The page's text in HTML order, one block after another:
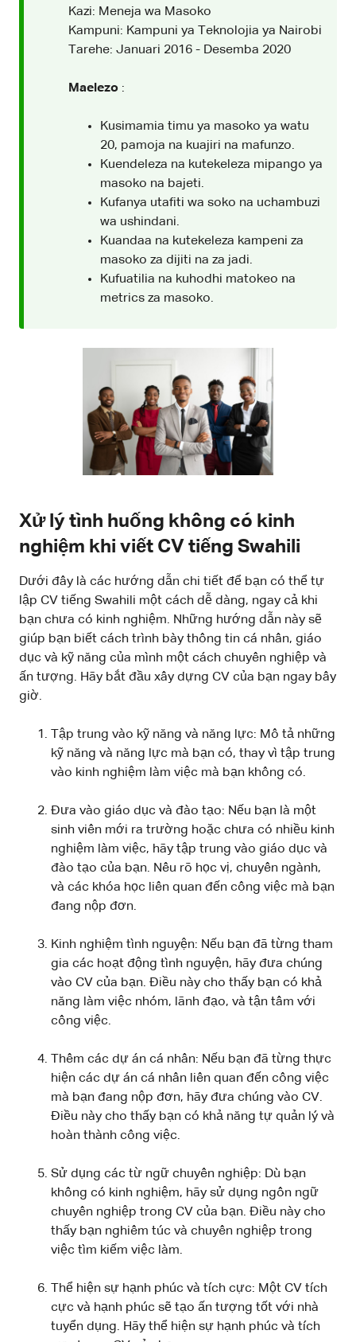
Kazi: Meneja wa Masoko
Kampuni: Kampuni ya Teknolojia ya Nairobi
Tarehe: Januari 2016 - Desemba 2020
Maelezo :
Kusimamia timu ya masoko ya watu
20, pamoja na kuajiri na mafunzo.
Kuendeleza na kutekeleza mipango ya
masoko na bajeti.
Kufanya utafiti wa soko na uchambuzi
wa ushindani.
Kuandaa na kutekeleza kampeni za
masoko za dijiti na za jadi.
Kufuatilia na kuhodhi matokeo na
metrics za masoko.
Xử lý tình huống không có kinh
nghiệm khi viết CV tiếng Swahili
Dưới đây là các hướng dẫn chi tiết để bạn có thể tự
lập CV tiếng Swahili một cách dễ dàng, ngay cả khi
bạn chưa có kinh nghiệm. Những hướng dẫn này sẽ
giúp bạn biết cách trình bày thông tin cá nhân, giáo
dục và kỹ năng của mình một cách chuyên nghiệp và
ấn tượng. Hãy bắt đầu xây dựng CV của bạn ngay bây
giờ.
Tập trung vào kỹ năng và năng lực: Mô tả những
kỹ năng và năng lực mà bạn có, thay vì tập trung
vào kinh nghiệm làm việc mà bạn không có.
Đưa vào giáo dục và đào tạo: Nếu bạn là một
sinh viên mới ra trường hoặc chưa có nhiều kinh
nghiệm làm việc, hãy tập trung vào giáo dục và
đào tạo của bạn. Nêu rõ học vị, chuyên ngành,
và các khóa học liên quan đến công việc mà bạn
đang nộp đơn.
Kinh nghiệm tình nguyện: Nếu bạn đã từng tham
gia các hoạt động tình nguyện, hãy đưa chúng
vào CV của bạn. Điều này cho thấy bạn có khả
năng làm việc nhóm, lãnh đạo, và tận tâm với
công việc.
Thêm các dự án cá nhân: Nếu bạn đã từng thực
hiện các dự án cá nhân liên quan đến công việc
mà bạn đang nộp đơn, hãy đưa chúng vào CV.
Điều này cho thấy bạn có khả năng tự quản lý và
hoàn thành công việc.
Sử dụng các từ ngữ chuyên nghiệp: Dù bạn
không có kinh nghiệm, hãy sử dụng ngôn ngữ
chuyên nghiệp trong CV của bạn. Điều này cho
thấy bạn nghiêm túc và chuyên nghiệp trong
việc tìm kiếm việc làm.
Thể hiện sự hạnh phúc và tích cực: Một CV tích
cực và hạnh phúc sẽ tạo ấn tượng tốt với nhà
tuyển dụng. Hãy thể hiện sự hạnh phúc và tích